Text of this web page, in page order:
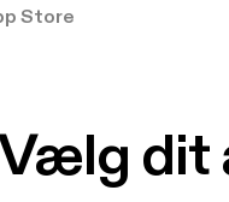
At der så også
Store
dit